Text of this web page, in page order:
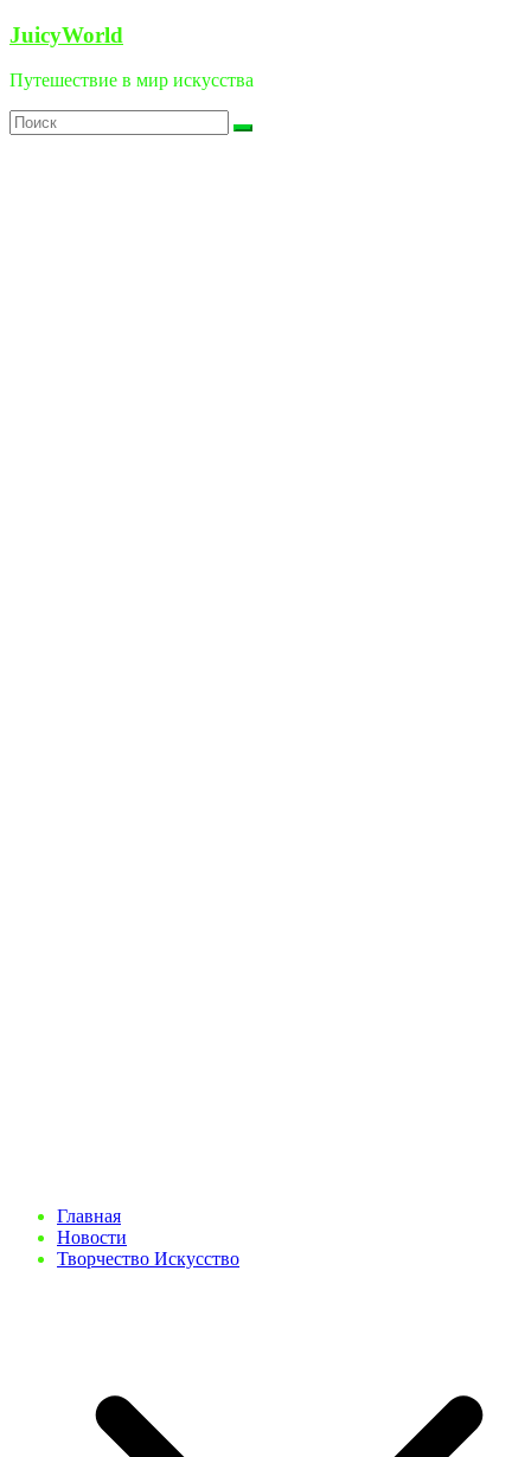
Перейти
содержимому
JuicyWorld
Путешествие в мир искусства
Главная
Новости
Творчество Искусство